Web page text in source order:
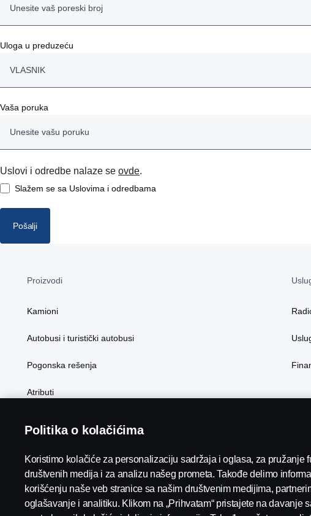
Uloga u preduzeću
VLASNIK
VLASNIK
DIREKTOR
VODITELJ VOZNOG PARKA
VOZAČ
Vaša poruka
Uslovi i odredbe nalaze se ovde.
Slažem se sa Uslovima i odredbama
Pošalji
Proizvodi
Kamioni
Autobusi i turistički autobusi
Pogonska rešenja
Atributi
Scania in Your Region: SRBIJA
Politika o kolačićima
Koristimo kolačiće za personalizaciju sadržaja i oglasa, za pružanje
društvenih medija i za analizu našeg prometa. Takođe delimo
korišćenju naše veb stranice sa našim društvenim medijima,
oglašavanje i analitiku. Klikom na „Prihvatam“ pristajete na davanje